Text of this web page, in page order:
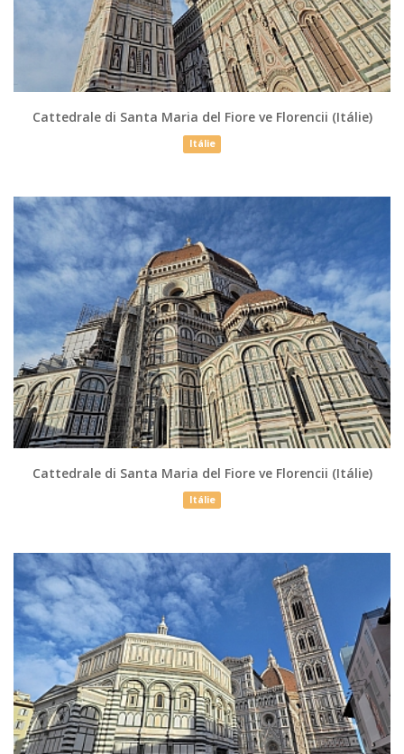
Cattedrale di Santa Maria del Fiore ve Florencii (Itálie)
Itálie
Cattedrale di Santa Maria del Fiore ve Florencii (Itálie)
Itálie